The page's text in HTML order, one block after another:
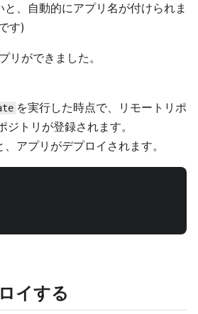
、自動的にアプリ名が付けられま
す)
リができました。
を実行した時点で、リモートリポ
トリが登録されます。
アプリがデプロイされます。
イする